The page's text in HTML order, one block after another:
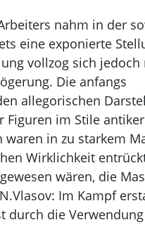
nahm in der
eine exponierte
vollzog sich
Die anfangs
allegorischen
Figuren im Stile antiker
waren in zu starkem
Wirklichkeit
wären, die
Im Kampf
durch die